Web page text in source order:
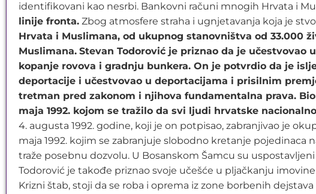
identifikovani kao nesrbi. Bankovni računi mnogih Hrvata i
linije fronta. Zbog atmosfere straha i ugnjetavanja koja je
Hrvata i Muslimana, od ukupnog stanovništva od 33.000
Muslimana. Stevan Todorović je priznao da je
kopanje rovova i gradnju bunkera. On je potvrdio da je
deportacije i učestvovao u deportacijama i prisilnim
tretman pred zakonom i njihova fundamentalna prava.
maja 1992. kojom se tražilo da svi ljudi hrvatske
4. augusta 1992. godine, koji je on potpisao, zabranjivao je
maja 1992. kojim se zabranjuje slobodno kretanje
traže posebnu dozvolu. U Bosanskom Šamcu su
Todorović je takođe priznao svoje učešće u pljačkanju
Krizni štab, stoji da se roba i oprema iz zone borbenih